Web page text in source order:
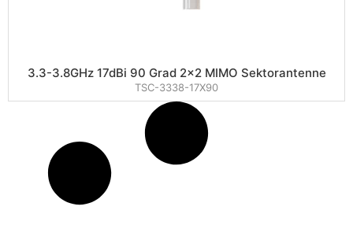
3.3-3.8GHz 17dBi 90 Grad 2×2 MIMO Sektorantenne
TSC-3338-17X90